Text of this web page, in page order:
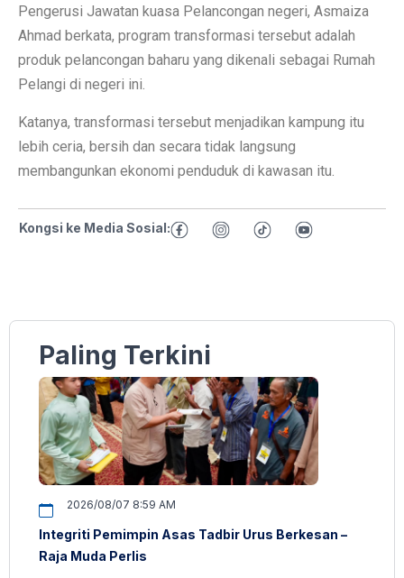
Pengerusi Jawatan kuasa Pelancongan negeri, Asmaiza
Ahmad berkata, program transformasi tersebut adalah
produk pelancongan baharu yang dikenali sebagai Rumah
Pelangi di negeri ini.
Katanya, transformasi tersebut menjadikan kampung itu
lebih ceria, bersih dan secara tidak langsung
membangunkan ekonomi penduduk di kawasan itu.
Kongsi ke Media Sosial:
Paling Terkini
2026/08/07 8:59 AM
Integriti Pemimpin Asas Tadbir Urus Berkesan –
Raja Muda Perlis